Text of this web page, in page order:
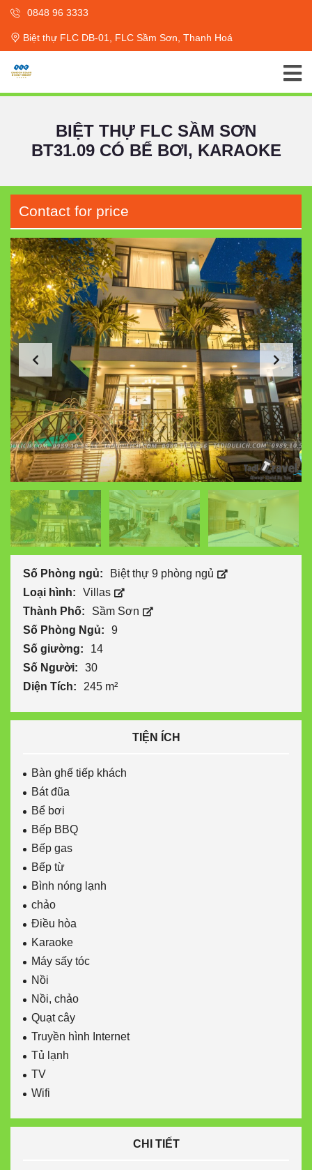
0848 96 3333
Biệt thự FLC DB-01, FLC Sầm Sơn, Thanh Hoá
BIỆT THỰ FLC SẦM SƠN
BT31.09 CÓ BỂ BƠI, KARAOKE
Contact for price
Số Phòng ngủ:
Biệt thự 9 phòng ngủ
Loại hình:
Villas
Thành Phố:
Sầm Sơn
Số Phòng Ngủ:
9
Số giường:
14
Số Người:
30
Diện Tích:
245 m²
TIỆN ÍCH
Bàn ghế tiếp khách
Bát đũa
Bể bơi
Bếp BBQ
Bếp gas
Bếp từ
Bình nóng lạnh
chảo
Điều hòa
Karaoke
Máy sấy tóc
Nồi
Nồi, chảo
Quạt cây
Truyền hình Internet
Tủ lạnh
TV
Wifi
CHI TIẾT